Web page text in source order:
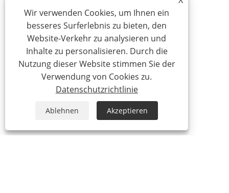
Wir verwenden Cookies, um Ihnen ein
besseres Surferlebnis zu bieten, den
Website-Verkehr zu analysieren und
Inhalte zu personalisieren. Durch die
Nutzung dieser Website stimmen Sie der
Verwendung von Cookies zu.
Datenschutzrichtlinie
Ablehnen Akzeptieren